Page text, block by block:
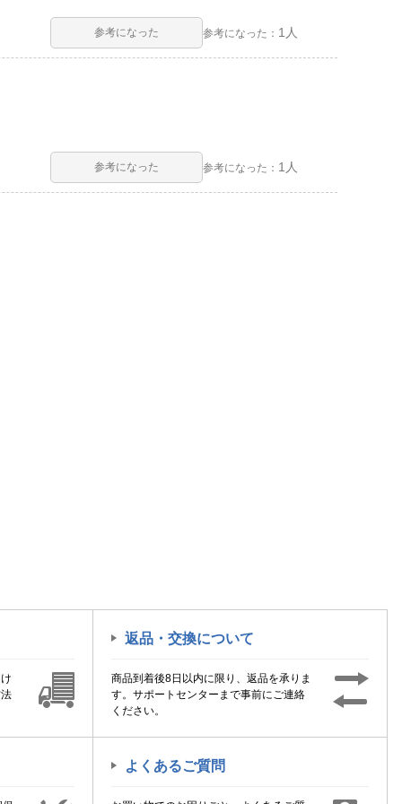
参考になった 参考になった： 1人
参考になった 参考になった： 1人
返品・交換について
商品到着後8日以内に限り、返品を承りま
す。サポートセンターまで事前にご連絡
ください。
よくあるご質問